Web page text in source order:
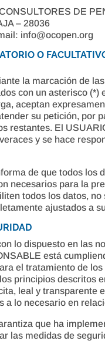
DE
– 28036
info@ocopen.org
O
la marcación de
con un asterisco
aceptan
su petición, por
restantes. El
y se hace
de que todos los
necesarios para la
todos los datos,
ajustados a
lo dispuesto en las
está
el tratamiento de
principios descritos
leal y transparente
a lo necesario en
que ha
las medidas de